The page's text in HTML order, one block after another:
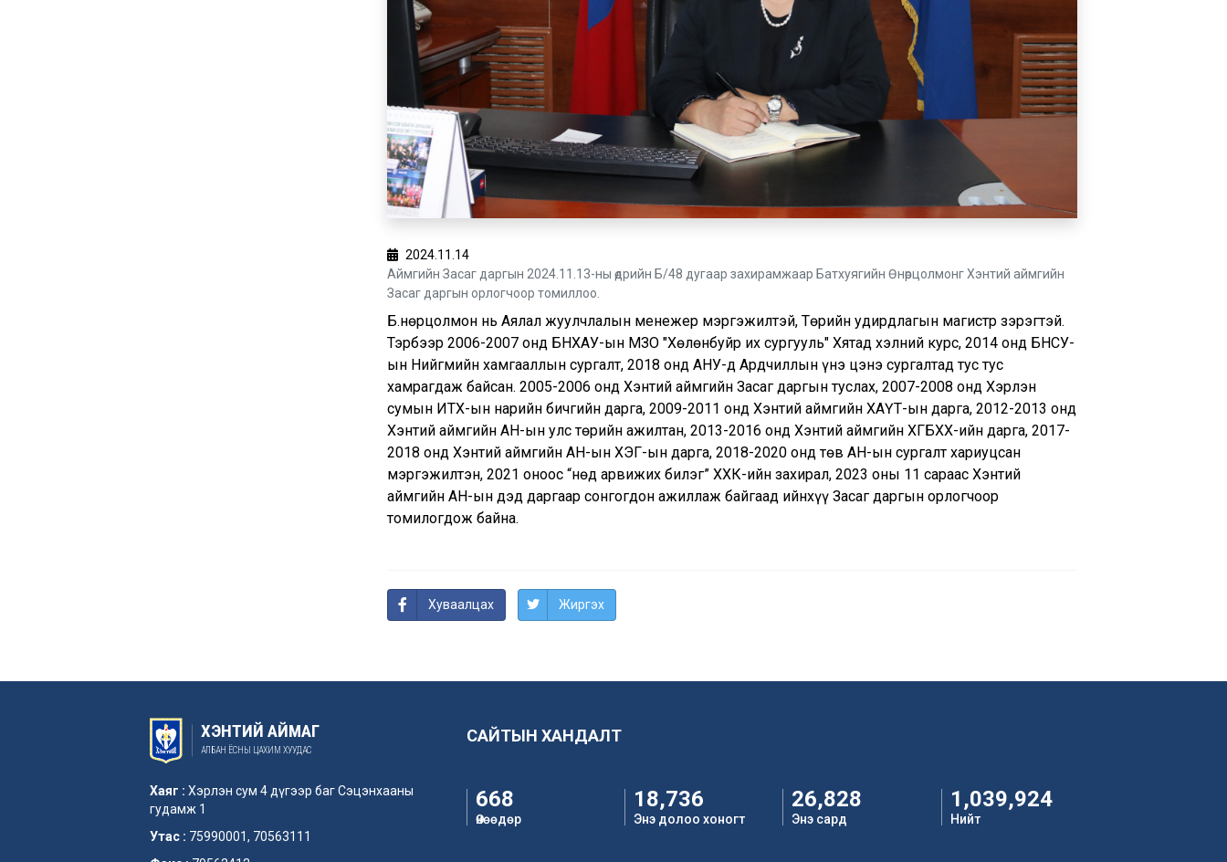
2024.11.14
Аймгийн Засаг даргын 2024.11.13-ны өдрийн Б/48 дугаар захирамжаар Батхуягийн Өнөрцолмонг Хэнтий аймгийн
Засаг даргын орлогчоор томиллоо.
Б.Өнөрцолмон нь Аялал жуулчлалын менежер мэргэжилтэй, Төрийн удирдлагын магистр зэрэгтэй.
Тэрбээр 2006-2007 онд БНХАУ-ын ӨМӨЗО "Хөлөнбуйр их сургууль" Хятад хэлний курс, 2014 онд БНСУ-
ын Нийгмийн хамгааллын сургалт, 2018 онд АНУ-д Ардчиллын үнэ цэнэ сургалтад тус тус
хамрагдаж байсан. 2005-2006 онд Хэнтий аймгийн Засаг даргын туслах, 2007-2008 онд Хэрлэн
сумын ИТХ-ын нарийн бичгийн дарга, 2009-2011 онд Хэнтий аймгийн ХАҮТ-ын дарга, 2012-2013 онд
Хэнтий аймгийн АН-ын улс төрийн ажилтан, 2013-2016 онд Хэнтий аймгийн ХГБХХ-ийн дарга, 2017-
2018 онд Хэнтий аймгийн АН-ын ХЭГ-ын дарга, 2018-2020 онд төв АН-ын сургалт хариуцсан
мэргэжилтэн, 2021 оноос “Өнөд арвижих билэг” ХХК-ийн захирал, 2023 оны 11 сараас Хэнтий
аймгийн АН-ын дэд даргаар сонгогдон ажиллаж байгаад ийнхүү Засаг даргын орлогчоор
томилогдож байна.
Хуваалцах Жиргэх
ХЭНТИЙ АЙМАГ
АЛБАН ЁСНЫ ЦАХИМ ХУУДАС
Хаяг : Хэрлэн сум 4 дүгээр баг Сэцэнхааны
гудамж 1
Утас : 75990001, 70563111
САЙТЫН ХАНДАЛТ
668
Өнөөдөр
18,736
Энэ долоо хоногт
26,828
Энэ сард
1,039,924
Нийт